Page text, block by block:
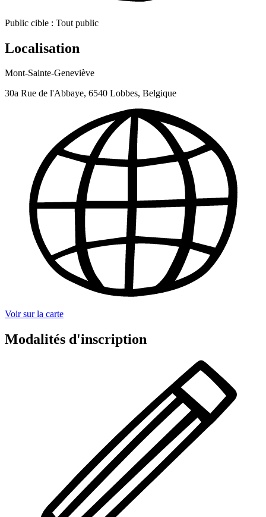
Public cible : Tout public
Localisation
Mont-Sainte-Geneviève
30a Rue de l'Abbaye, 6540 Lobbes, Belgique
Voir sur la carte
Modalités d'inscription